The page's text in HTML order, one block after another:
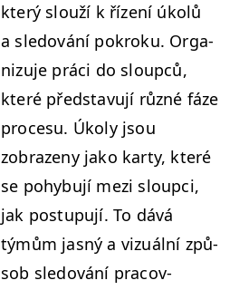
který slouží k řízení úkolů
a sle­dování pokroku. Orga­
nizu­je prá­ci do sloupců,
které před­stavu­jí různé fáze
pro­ce­su. Úkoly jsou
zobrazeny jako kar­ty, které
se pohy­bu­jí mezi sloup­ci,
jak pos­tupu­jí. To dává
týmům jas­ný a vizuál­ní způ­
sob sle­dování pra­cov­